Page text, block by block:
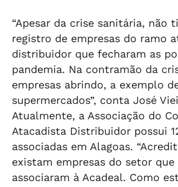
“Apesar da crise sanitária, não
registro de empresas do ramo
distribuidor que fecharam as
pandemia. Na contramão da
empresas abrindo, a exemplo
supermercados”, conta José
Atualmente, a Associação do
Atacadista Distribuidor possui
associadas em Alagoas.
existam empresas do setor que
associaram à Acadeal. Como